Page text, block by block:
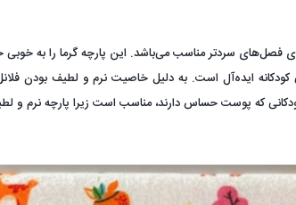
فصل‌های سردتر مناسب می‌باشد. این پارچه گرما را به
ایده‌آل است. به دلیل خاصیت نرم و لطیف بودن
که پوست حساس دارند، مناسب است زیرا پارچه نرم و